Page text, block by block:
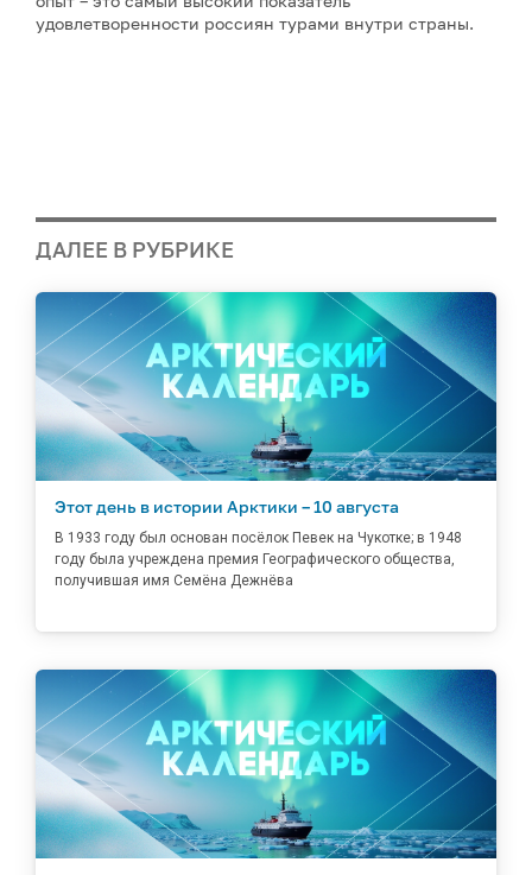
удовлетворенности россиян турами внутри страны.
ДАЛЕЕ В РУБРИКЕ
Этот день в истории Арктики – 10 августа
В 1933 году был основан посёлок Певек на Чукотке; в 1948
году была учреждена премия Географического общества,
получившая имя Семёна Дежнёва